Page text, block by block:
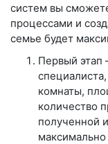
систем вы
процессами и
семье будет
Первый этап
комнаты,
количество
полученной